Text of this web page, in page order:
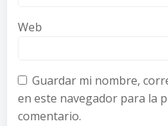
Web
Guardar mi nombre,
en este navegador para la
comentario.